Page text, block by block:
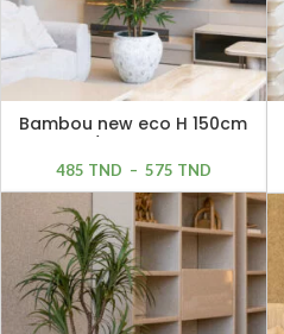
Bambou new eco H 150cm
485 TND – 575 TND